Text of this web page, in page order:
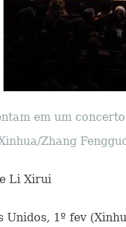
em um
Zhang
Li Xirui
Unidos, 1º fev